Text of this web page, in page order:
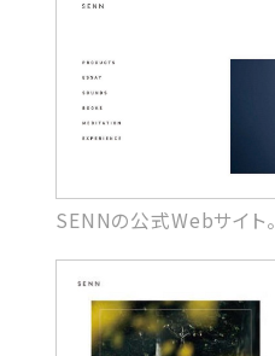
SENNの公式Webサイト。